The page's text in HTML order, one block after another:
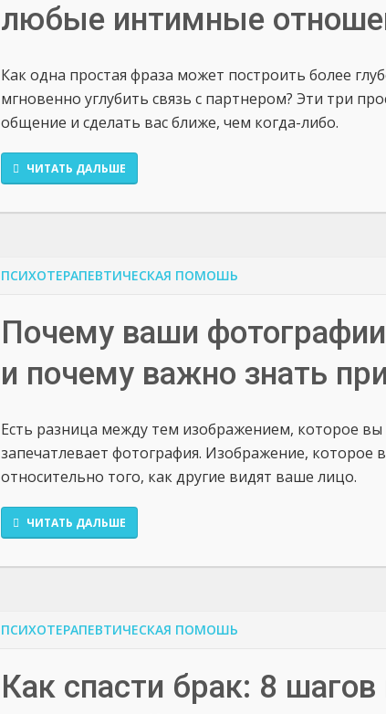
любые интимные
Как одна простая фраза может построить более
мгновенно углубить связь с партнером? Эти три
общение и сделать вас ближе, чем когда-либо.
ЧИТАТЬ ДАЛЬШЕ
ПСИХОТЕРАПЕВТИЧЕСКАЯ ПОМОШЬ
Почему ваши
и почему важно знать
Есть разница между тем изображением, которое вы
запечатлевает фотография. Изображение, которое
относительно того, как другие видят ваше лицо.
ЧИТАТЬ ДАЛЬШЕ
ПСИХОТЕРАПЕВТИЧЕСКАЯ ПОМОШЬ
Как спасти брак: 8